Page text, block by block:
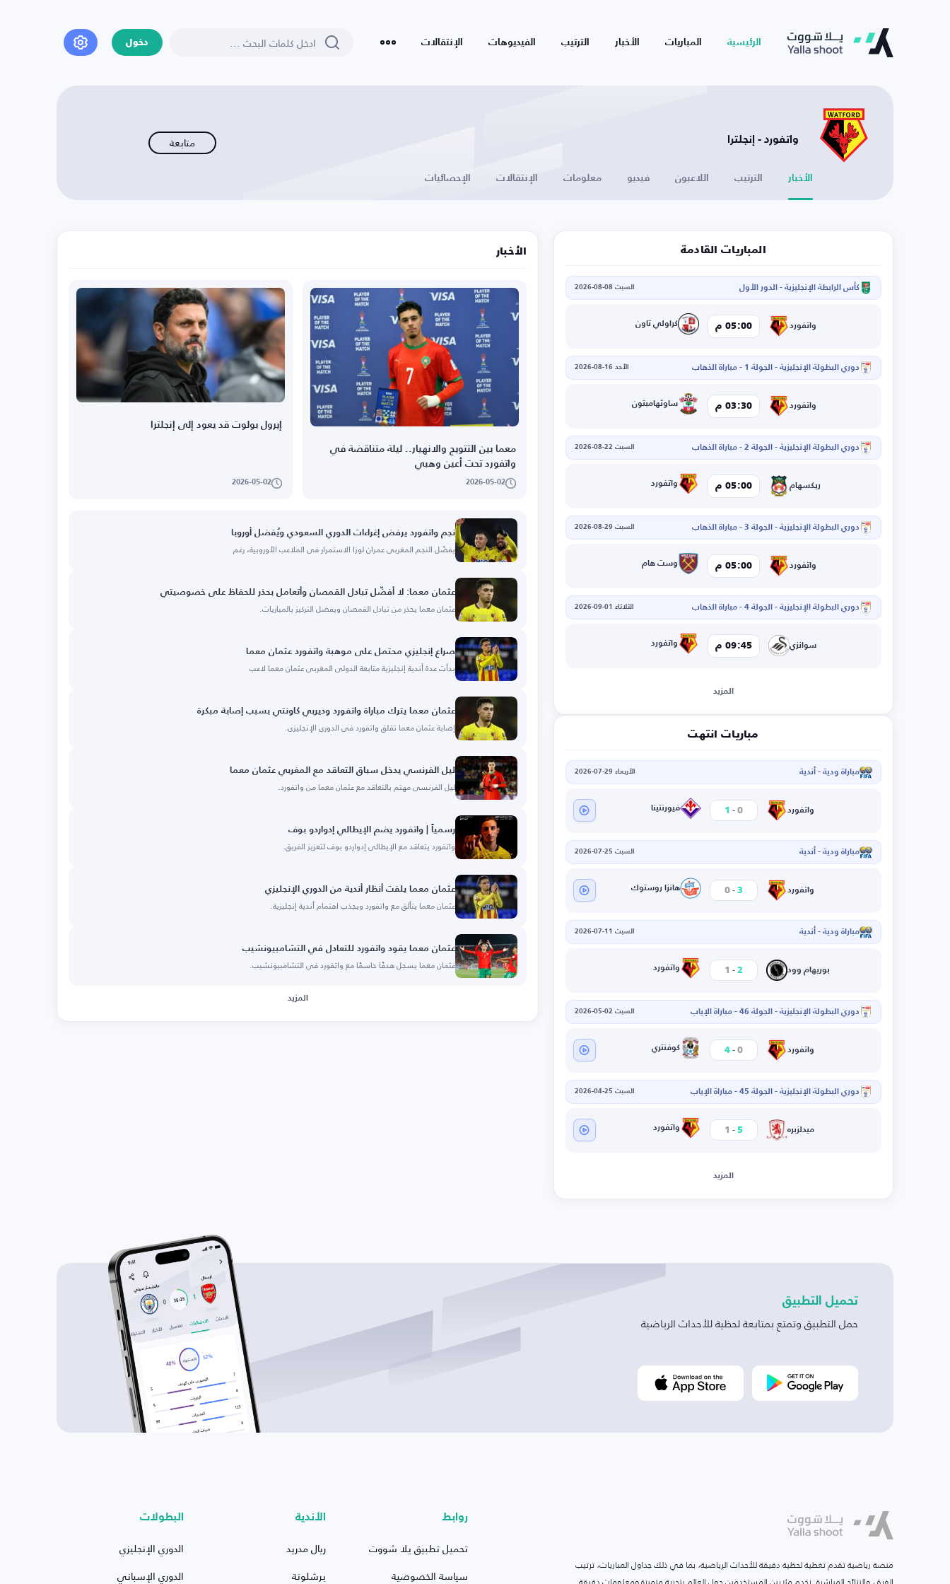
الرئيسية المباريات الأخبار الترتيب الفيديوهات الإنتقالات دخول
واتفورد - إنجلترا متابعة
الأخبار الترتيب اللاعبون فيديو معلومات الإنتقالات الإحصائيات
المباريات القادمة
كأس الرابطة الإنجليزية - الدور الأول السبت 08-08-2026
واتفورد 05:00 م كراولي تاون
دوري البطولة الإنجليزية - الجولة 1 - مباراة الذهاب الأحد 16-08-2026
واتفورد 03:30 م ساوثهامبتون
دوري البطولة الإنجليزية - الجولة 2 - مباراة الذهاب السبت 22-08-2026
ريكسهام 05:00 م واتفورد
دوري البطولة الإنجليزية - الجولة 3 - مباراة الذهاب السبت 29-08-2026
واتفورد 05:00 م وست هام
دوري البطولة الإنجليزية - الجولة 4 - مباراة الذهاب الثلاثاء 01-09-2026
سوانزي 09:45 م واتفورد
المزيد
مباريات انتهت
مباراة ودية - أندية الأربعاء 29-07-2026
واتفورد 0
-
1 فيورنتينا
مباراة ودية - أندية السبت 25-07-2026
واتفورد 3
-
0 هانزا روستوك
مباراة ودية - أندية السبت 11-07-2026
بوريهام وود 2
-
1 واتفورد
دوري البطولة الإنجليزية - الجولة 46 - مباراة الإياب السبت 02-05-2026
واتفورد 0
-
4 كوفنتري
دوري البطولة الإنجليزية - الجولة 45 - مباراة الإياب السبت 25-04-2026
ميدلزبره 5
-
1 واتفورد
المزيد
الأخبار
معما بين التتويج والانهيار.. ليلة متناقضة في
واتفورد تحت أعين وهبي
2026-05-02
إيرول بولوت قد يعود إلى إنجلترا
2026-05-02
نجم واتفورد يرفض إغراءات الدوري السعودي ويُفضل أوروبا
يفضّل النجم المغربي عمران لوزا الاستمرار في الملاعب الأوروبية، رغم
عثمان معما: لا أفضّل تبادل القمصان وأتعامل بحذر للحفاظ على خصوصيتي
عثمان معما يحذر من تبادل القمصان ويفضل التركيز بالمباريات.
صراع إنجليزي محتمل على موهبة واتفورد عثمان معما
بدأت عدة أندية إنجليزية متابعة الدولي المغربي عثمان معما لاعب
عثمان معما يترك مباراة واتفورد وديربي كاونتي بسبب إصابة مبكرة
إصابة عثمان معما تقلق واتفورد في الدوري الإنجليزي.
ليل الفرنسي يدخل سباق التعاقد مع المغربي عثمان معما
ليل الفرنسي مهتم بالتعاقد مع عثمان معما من واتفورد.
رسمياً | واتفورد يضم الإيطالي إدواردو بوف
واتفورد يتعاقد مع الإيطالي إدواردو بوف لتعزيز الفريق.
عثمان معما يلفت أنظار أندية من الدوري الإنجليزي
عثمان معما يتألق مع واتفورد ويجذب اهتمام أندية إنجليزية.
عثمان معما يقود واتفورد للتعادل في التشامبيونشيب
عثمان معما يسجل هدفًا حاسمًا مع واتفورد في التشامبيونشيب.
المزيد
تحميل التطبيق
حمل التطبيق وتمتع بمتابعة لحظية للأحداث الرياضية
منصة رياضية تقدم تغطية لحظية دقيقة للأحداث الرياضية، بما في ذلك جداول المباريات، ترتيب
روابط
تحميل تطبيق يلا شووت
سياسة الخصوصية
الأندية
ريال مدريد
برشلونة
البطولات
الدوري الإنجليزي
الدوري الإسباني